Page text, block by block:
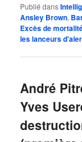
Publié dans
Ansley Brown,
Excès de
les lanceurs
André
Yves